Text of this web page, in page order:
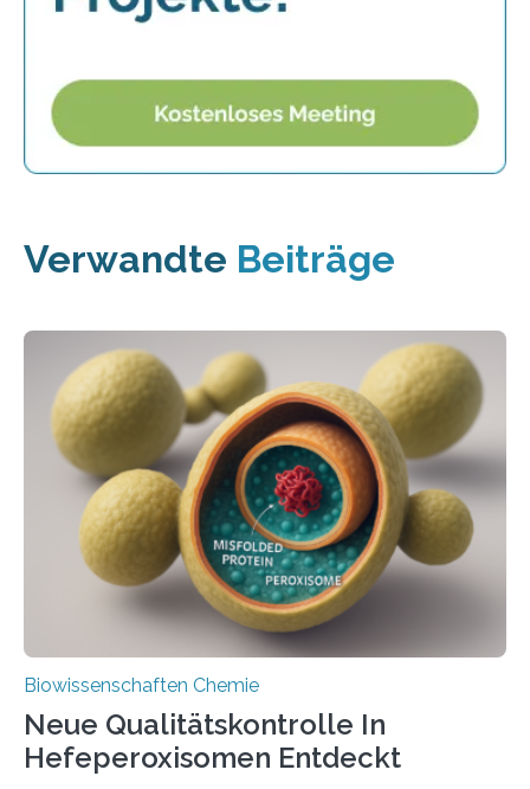
Verwandte Beiträge
Biowissenschaften Chemie
Neue Qualitätskontrolle In
Hefeperoxisomen Entdeckt